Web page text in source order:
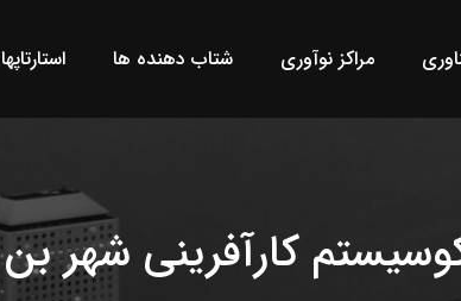
مراکز نوآوری شتاب دهنده ها استارتاپها
کارآفرینی شهر بن